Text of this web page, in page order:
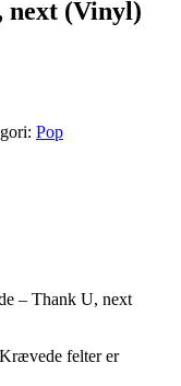
next (Vinyl)
Pop
– Thank U, next
Krævede felter er